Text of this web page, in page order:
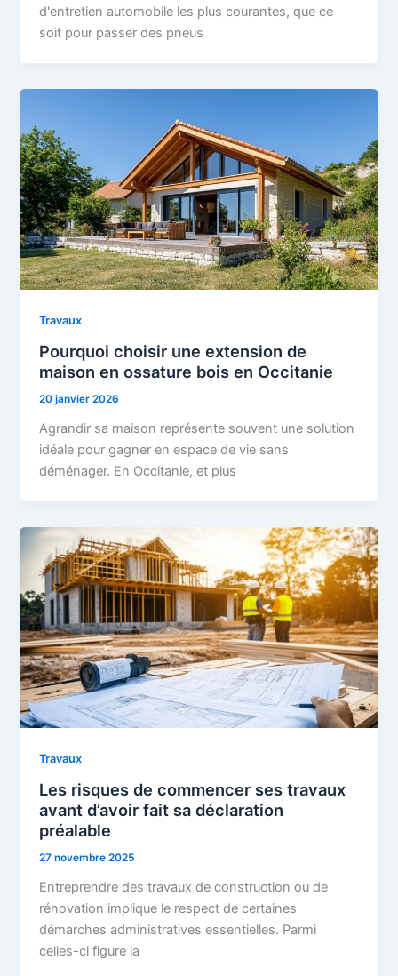
d'entretien automobile les plus courantes, que ce
soit pour passer des pneus
Travaux
Pourquoi choisir une extension de
maison en ossature bois en Occitanie
20 janvier 2026
Agrandir sa maison représente souvent une solution
idéale pour gagner en espace de vie sans
déménager. En Occitanie, et plus
Travaux
Les risques de commencer ses travaux
avant d’avoir fait sa déclaration
préalable
27 novembre 2025
Entreprendre des travaux de construction ou de
rénovation implique le respect de certaines
démarches administratives essentielles. Parmi
celles-ci figure la